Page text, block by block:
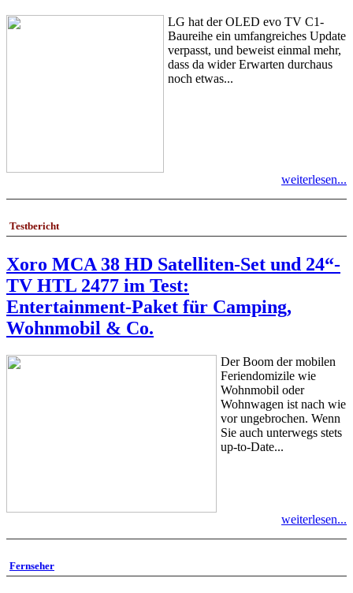
LG hat der OLED evo TV C1-
Baureihe ein umfangreiches Update
verpasst, und beweist einmal mehr,
dass da wider Erwarten durchaus
noch etwas...
weiterlesen...
Testbericht
Xoro MCA 38 HD Satelliten-Set und 24“-
TV HTL 2477 im Test:
Entertainment-Paket für Camping,
Wohnmobil & Co.
Der Boom der mobilen
Feriendomizile wie
Wohnmobil oder
Wohnwagen ist nach wie
vor ungebrochen. Wenn
Sie auch unterwegs stets
up-to-Date...
weiterlesen...
Fernseher